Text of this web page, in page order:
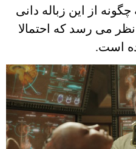
از این زباله دانی
می رسد که احتمالا
است.